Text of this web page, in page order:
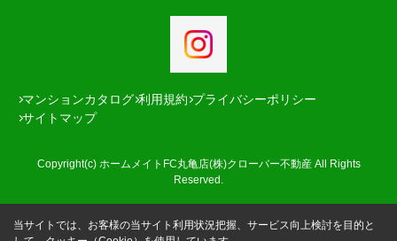
マンションカタログ 利用規約 プライバシーポリシー
サイトマップ
Copyright(c) ホームメイトFC丸亀店(株)クローバー不動産 All Rights
Reserved.
当サイトでは、お客様の当サイト利用状況把握、サービス向上検討を目的と